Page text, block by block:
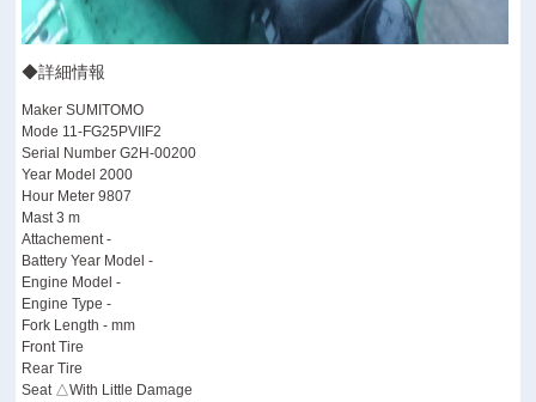
◆詳細情報
Maker SUMITOMO
Mode 11-FG25PVIIF2
Serial Number G2H-00200
Year Model 2000
Hour Meter 9807
Mast 3 m
Attachement -
Battery Year Model -
Engine Model -
Engine Type -
Fork Length - mm
Front Tire
Rear Tire
Seat △With Little Damage